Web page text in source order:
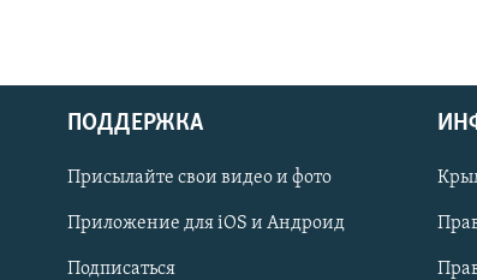
Українською
Qırımtatar
ПОДДЕРЖКА
Присылайте свои видео и фото
Приложение для iOS и Андроид
Подписаться